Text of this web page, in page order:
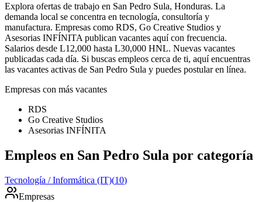
Explora ofertas de trabajo en San Pedro Sula, Honduras. La
demanda local se concentra en tecnología, consultoría y
manufactura. Empresas como RDS, Go Creative Studios y
Asesorias INFÍNITA publican vacantes aquí con frecuencia.
Salarios desde L12,000 hasta L30,000 HNL. Nuevas vacantes
publicadas cada día. Si buscas empleos cerca de ti, aquí encuentras
las vacantes activas de San Pedro Sula y puedes postular en línea.
Empresas con más vacantes
RDS
Go Creative Studios
Asesorias INFÍNITA
Empleos en San Pedro Sula por categoría
Tecnología / Informática (IT)(10)
Empresas